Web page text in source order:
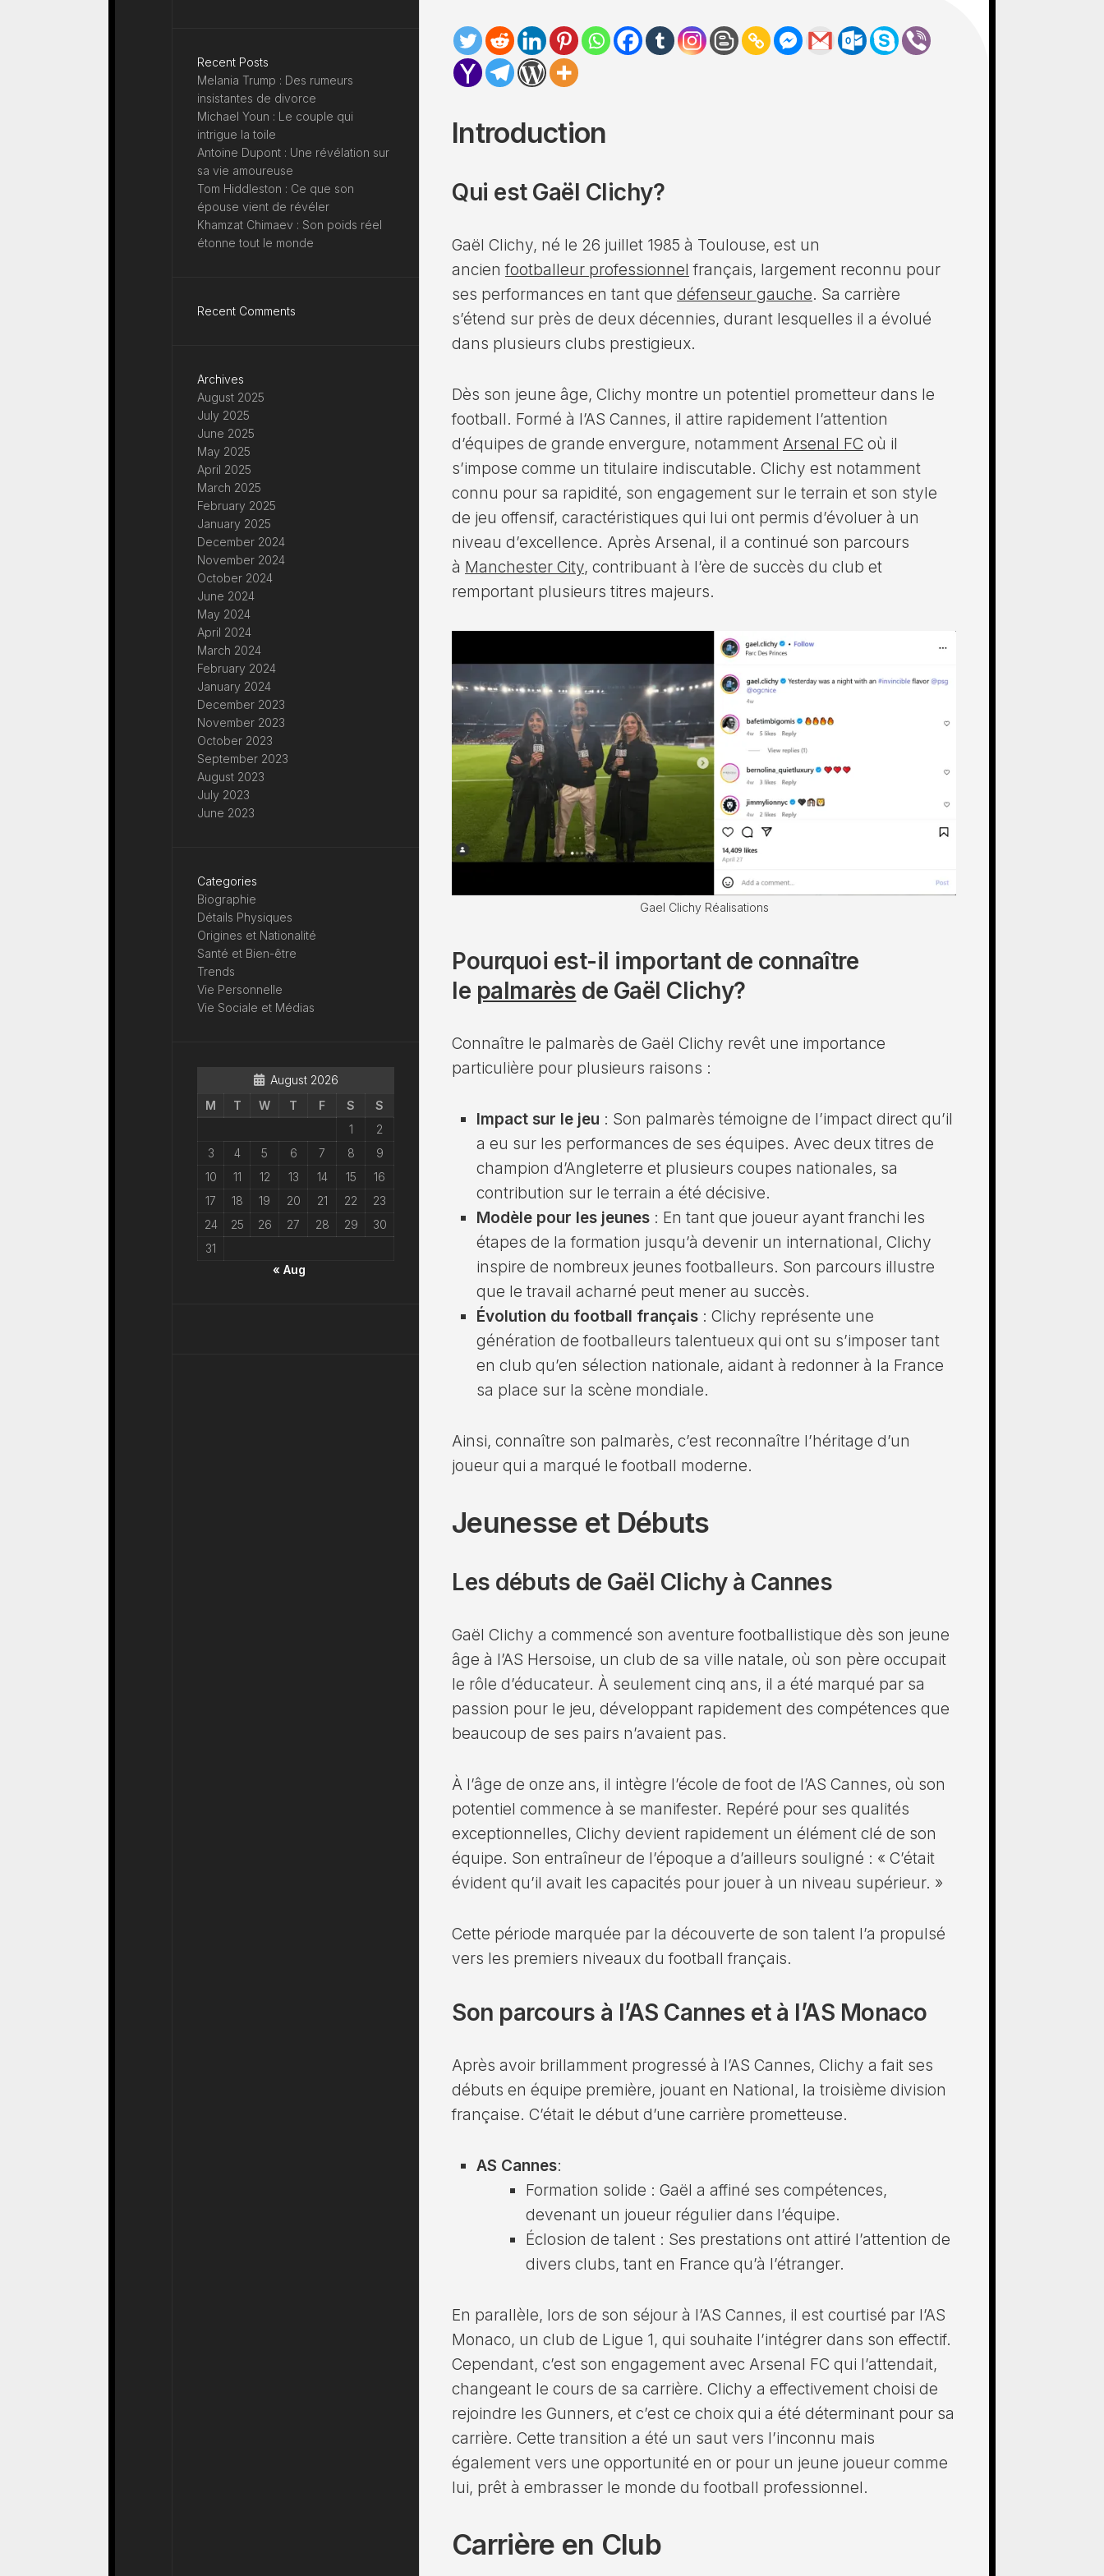
Introduction
Qui est Gaël Clichy?
Gaël Clichy, né le 26 juillet 1985 à Toulouse, est un
ancienfootballeur professionnel français, largement reconnu pour
ses performances en tant que défenseur gauche. Sa carrière
s’étend sur près de deux décennies, durant lesquelles il a évolué
dans plusieurs clubs prestigieux.
Dès son jeune âge, Clichy montre un potentiel prometteur dans le
football. Formé à l’AS Cannes, il attire rapidement l’attention
d’équipes de grande envergure, notamment Arsenal FC où il
s’impose comme un titulaire indiscutable. Clichy est notamment
connu pour sa rapidité, son engagement sur le terrain et son style
de jeu offensif, caractéristiques qui lui ont permis d’évoluer à un
niveau d’excellence. Après Arsenal, il a continué son parcours
à Manchester City, contribuant à l’ère de succès du club et
remportant plusieurs titres majeurs.
Gael Clichy Réalisations
Pourquoi est-il important de connaître
le palmarès de Gaël Clichy?
Connaître le palmarès de Gaël Clichy revêt une importance
particulière pour plusieurs raisons :
Impact sur le jeu : Son palmarès témoigne de l’impact direct qu’il
a eu sur les performances de ses équipes. Avec deux titres de
champion d’Angleterre et plusieurs coupes nationales, sa
contribution sur le terrain a été décisive.
Modèle pour les jeunes : En tant que joueur ayant franchi les
étapes de la formation jusqu’à devenir un international, Clichy
inspire de nombreux jeunes footballeurs. Son parcours illustre
que le travail acharné peut mener au succès.
Évolution du football français : Clichy représente une
génération de footballeurs talentueux qui ont su s’imposer tant
en club qu’en sélection nationale, aidant à redonner à la France
sa place sur la scène mondiale.
Ainsi, connaître son palmarès, c’est reconnaître l’héritage d’un
joueur qui a marqué le football moderne.
Jeunesse et Débuts
Les débuts de Gaël Clichy à Cannes
Gaël Clichy a commencé son aventure footballistique dès son jeune
âge à l’AS Hersoise, un club de sa ville natale, où son père occupait
le rôle d’éducateur. À seulement cinq ans, il a été marqué par sa
passion pour le jeu, développant rapidement des compétences que
beaucoup de ses pairs n’avaient pas.
À l’âge de onze ans, il intègre l’école de foot de l’AS Cannes, où son
potentiel commence à se manifester. Repéré pour ses qualités
exceptionnelles, Clichy devient rapidement un élément clé de son
équipe. Son entraîneur de l’époque a d’ailleurs souligné : « C’était
évident qu’il avait les capacités pour jouer à un niveau supérieur. »
Cette période marquée par la découverte de son talent l’a propulsé
vers les premiers niveaux du football français.
Son parcours à l’AS Cannes et à l’AS Monaco
Après avoir brillamment progressé à l’AS Cannes, Clichy a fait ses
débuts en équipe première, jouant en National, la troisième division
française. C’était le début d’une carrière prometteuse.
AS Cannes:
Formation solide : Gaël a affiné ses compétences,
devenant un joueur régulier dans l’équipe.
Éclosion de talent : Ses prestations ont attiré l’attention de
divers clubs, tant en France qu’à l’étranger.
En parallèle, lors de son séjour à l’AS Cannes, il est courtisé par l’AS
Monaco, un club de Ligue 1, qui souhaite l’intégrer dans son effectif.
Cependant, c’est son engagement avec Arsenal FC qui l’attendait,
changeant le cours de sa carrière. Clichy a effectivement choisi de
rejoindre les Gunners, et c’est ce choix qui a été déterminant pour sa
carrière. Cette transition a été un saut vers l’inconnu mais
également vers une opportunité en or pour un jeune joueur comme
lui, prêt à embrasser le monde du football professionnel.
Carrière en Club
Recent Posts
Melania Trump : Des rumeurs
insistantes de divorce
Michael Youn : Le couple qui
intrigue la toile
Antoine Dupont : Une révélation sur
sa vie amoureuse
Tom Hiddleston : Ce que son
épouse vient de révéler
Khamzat Chimaev : Son poids réel
étonne tout le monde
Recent Comments
Archives
August 2025
July 2025
June 2025
May 2025
April 2025
March 2025
February 2025
January 2025
December 2024
November 2024
October 2024
June 2024
May 2024
April 2024
March 2024
February 2024
January 2024
December 2023
November 2023
October 2023
September 2023
August 2023
July 2023
June 2023
Categories
Biographie
Détails Physiques
Origines et Nationalité
Santé et Bien-être
Trends
Vie Personnelle
Vie Sociale et Médias
August 2026
M
T W T F S
S
1
2
3
4 5 6 7 8
9
10
11 12 13 14 15
16
17
18 19 20 21 22
23
24
25 26 27 28 29
30
31
« Aug